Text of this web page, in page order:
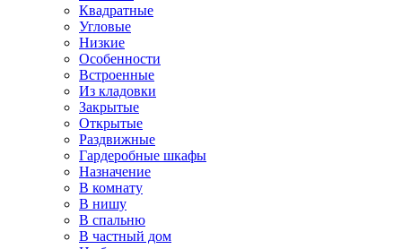
Квадратные
Угловые
Низкие
Особенности
Встроенные
Из кладовки
Закрытые
Открытые
Раздвижные
Гардеробные шкафы
Назначение
В комнату
В нишу
В спальню
В частный дом